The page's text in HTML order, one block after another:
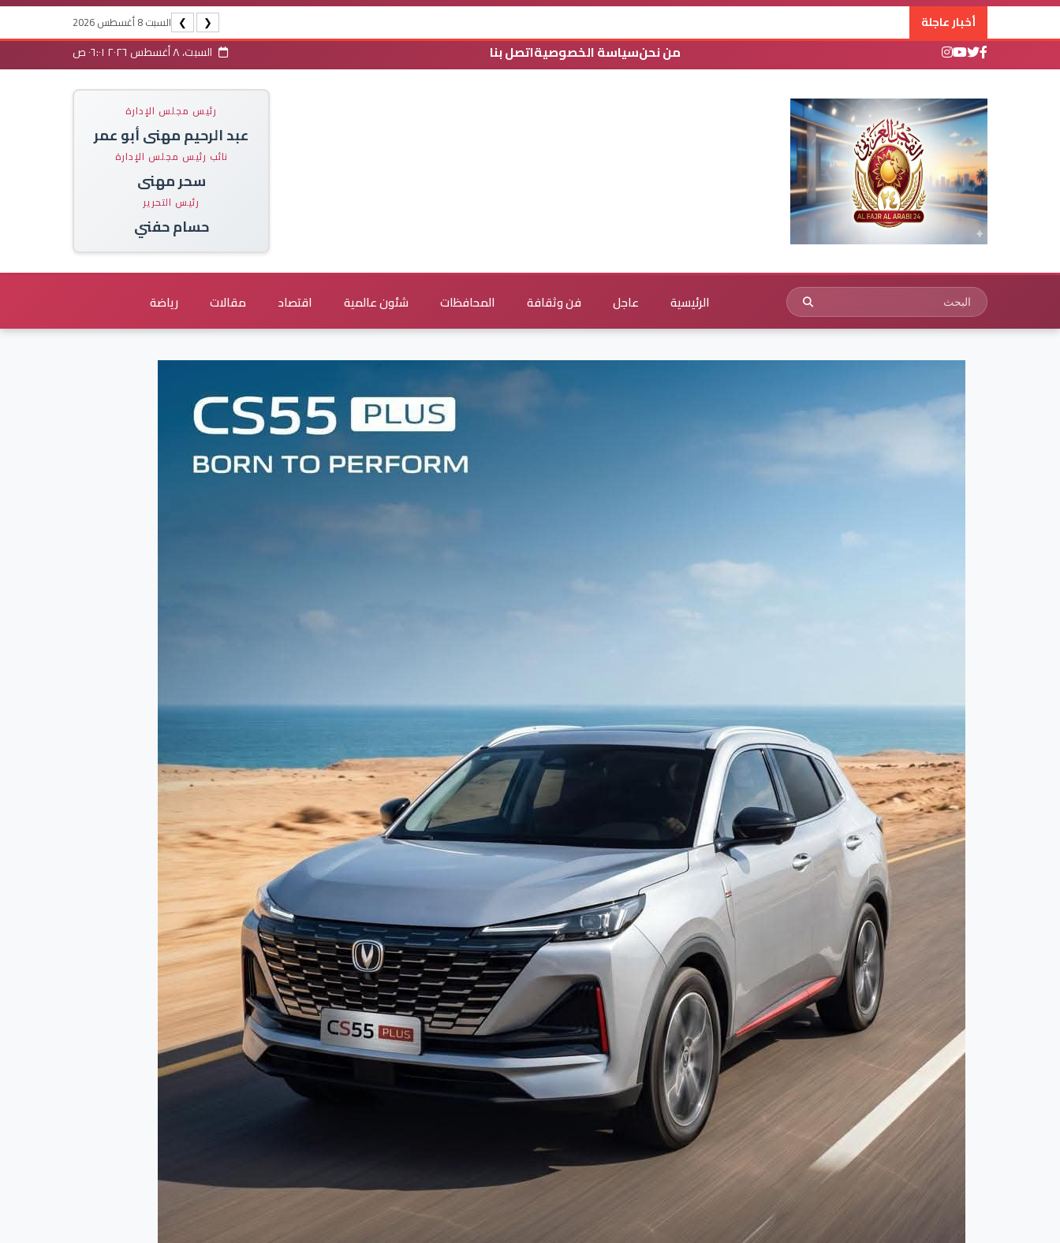
أخبار عاجلة ❮
❯ السبت 8 أغسطس 2026
من نحنسياسة الخصوصيةاتصل بنا السبت، ٨ أغسطس ٢٠٢٦ ٠٦:٠١ ص
رئيس مجلس الإدارة
عبد الرحيم مهنى أبو عمر
نائب رئيس مجلس الإدارة
سحر مهنى
رئيس التحرير
حسام حفني
الرئيسية عاجل فن وثقافة المحافظات شئون عالمية اقتصاد مقالات رياضة